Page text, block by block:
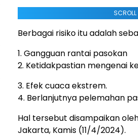
SCROLL
Berbagai risiko itu adalah
1. Gangguan rantai pasokan
2. Ketidakpastian mengenai
3. Efek cuaca ekstrem.
4. Berlanjutnya pelemahan
Hal tersebut disampaikan
Jakarta, Kamis (11/4/2024).